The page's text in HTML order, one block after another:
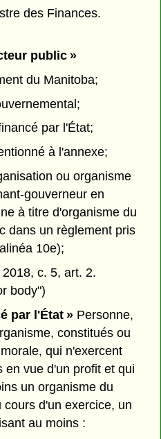
des Finances.
public »
du Manitoba;
par l'État;
à l'annexe;
ou organisme
gouverneur en
à titre d'organisme du
dans un règlement pris
10e);
c. 5, art. 2.
body")
par l'État »Personne,
constitués ou
qui n'exercent
en vue d'un profit et qui
un organisme du
d'un exercice, un
au moins :